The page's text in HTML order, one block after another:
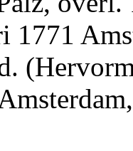
1771